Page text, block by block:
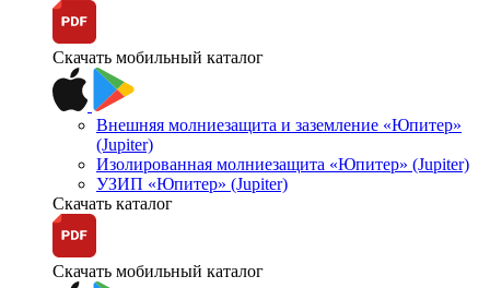
Скачать мобильный каталог
Внешняя молниезащита и заземление «Юпитер»
(Jupiter)
Изолированная молниезащита «Юпитер» (Jupiter)
УЗИП «Юпитер» (Jupiter)
Скачать каталог
Скачать мобильный каталог